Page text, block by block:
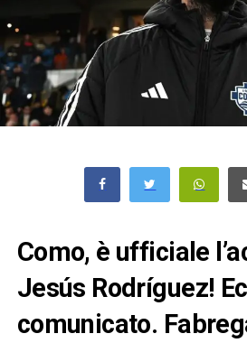
Como, è ufficiale
Jesús Rodríguez!
comunicato.